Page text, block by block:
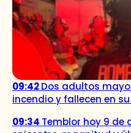
09:42Dos adultos
incendio y fallecen en
09:34 Temblor hoy 9 de